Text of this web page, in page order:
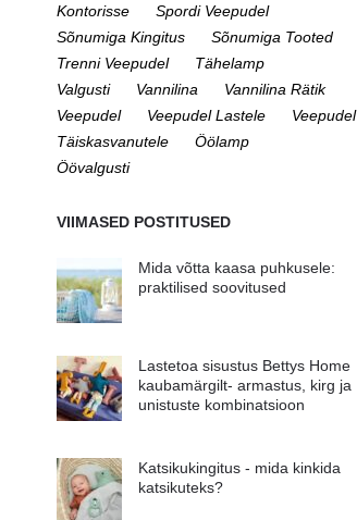
Kontorisse
Spordi Veepudel
Sõnumiga Kingitus
Sõnumiga Tooted
Trenni Veepudel
Tähelamp
Valgusti
Vannilina
Vannilina Rätik
Veepudel
Veepudel Lastele
Veepudel
Täiskasvanutele
Öölamp
Öövalgusti
VIIMASED POSTITUSED
Mida võtta kaasa puhkusele:
praktilised soovitused
Lastetoa sisustus Bettys Home
kaubamärgilt- armastus, kirg ja
unistuste kombinatsioon
Katsikukingitus - mida kinkida
katsikuteks?